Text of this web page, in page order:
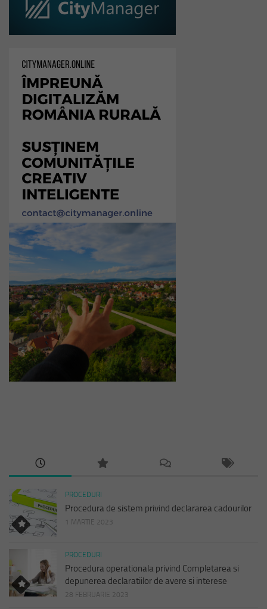
PROCEDURI
Procedura de sistem privind declararea cadourilor
1 MARTIE 2023
PROCEDURI
Procedura operationala privind Completarea si
depunerea declaratiilor de avere si interese
28 FEBRUARIE 2023